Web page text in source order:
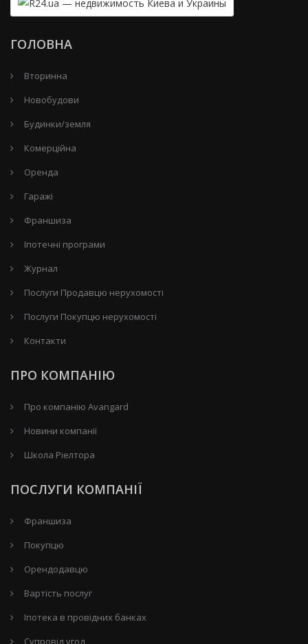
ГОЛОВНА
Вторинна
Новобудови
Будинки/земля
Комерційна
Оренда
Гаражі
Франшиза
Іпотечні програми
Журнал
Послуги Продавцю нерухомості
Послуги Покупцю нерухомості
Контакти
ПРО КОМПАНІЮ
Про компанію Avangard
Новини компанії
Школа Ріелтора
ПОСЛУГИ КОМПАНІЇ
Франшиза
Покупцю
Орендодавцю
Вартість послуг
Іпотека в провідних банках
Супровід угод